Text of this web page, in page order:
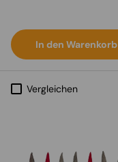
In den Warenkorb
Vergleichen